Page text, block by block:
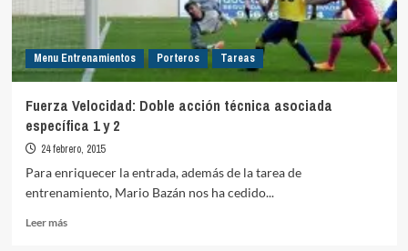
Menu Entrenamientos Porteros Tareas
Fuerza Velocidad: Doble acción técnica asociada
específica 1 y 2
24 febrero, 2015
Para enriquecer la entrada, además de la tarea de
entrenamiento, Mario Bazán nos ha cedido...
Leer másLeer